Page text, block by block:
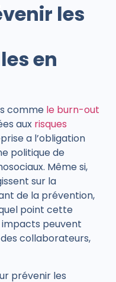
les
en
comme le burn-out
aux risques
a l’obligation
politique de
Même si,
sur la
de la prévention,
point cette
peuvent
collaborateurs,
prévenir les